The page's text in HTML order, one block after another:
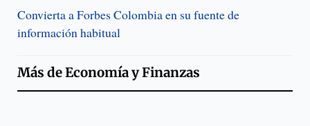
Convierta a Forbes Colombia en su fuente de
información habitual
Más deEconomía y Finanzas